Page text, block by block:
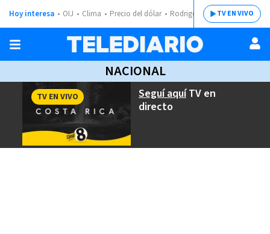
Hoy interesa OIJ Clima Precio del dólar Rodrigo ChavesTV EN VIVO
NACIONAL
Seguí aquíTV en
directo
TV EN VIVO